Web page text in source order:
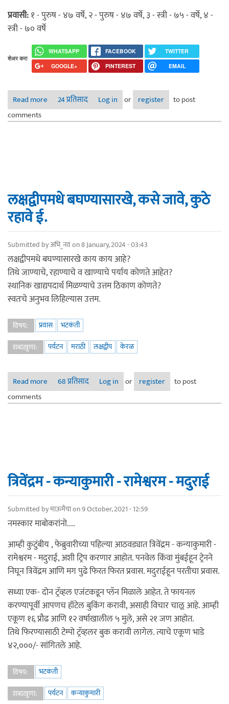
प्रवासी:१ - पुरुष - ४७ वर्षे, २ - पुरुष - ४७ वर्षे, ३ - स्त्री - ७५ - वर्षे, ४ -
स्त्री - ७० वर्षे
शेअर करा
WHATSAPP FACEBOOK
TWITTER
GOOGLE+
PINTEREST EMAIL
Read more about महाराष्ट्र, कर्नाटक: तीर्थाटन, पर्यटन - मदत हवी आहे
24 प्रतिसाद Log in or register
to post
comments
लक्षद्वीपमधे बघण्यासारखे, कसे जावे, कुठे
रहावे ई.
Submitted byअभि_नवon 8 January, 2024 - 03:43
लक्षद्वीपमधे बघण्यासारखे काय काय आहे?
तिथे जाण्याचे, रहाण्याचे व खाण्याचे पर्याय कोणते आहेत?
स्थानिक खाद्यपदार्थ मिळण्याचे उत्तम ठिकाण कोणते?
स्वतःचे अनुभव लिहिल्यास उत्तम.
विषय: प्रवास
भटकंती
शब्दखुणा:
पर्यटन मराठी लक्षद्वीप केरळ
Read more about लक्षद्वीपमधे बघण्यासारखे, कसे जावे, कुठे रहावे ई.
68 प्रतिसाद Log in or register
to post
comments
त्रिवेंद्रम - कन्याकुमारी - रामेश्वरम - मदुराई
Submitted byमाऊमैयाon 9 October, 2021 - 12:59
नमस्कार माबोकरांनो....
आम्ही कुटुंबीय , फेब्रुवारीच्या पहिल्या आठवड्यात त्रिवेंद्रम - कन्याकुमारी -
रामेश्वरम - मदुराई, अशी ट्रिप करणार आहोत. पनवेल किंवा मुंबईहून ट्रेनने
निघून त्रिवेंद्रम आणि मग पुढे फिरत फिरत प्रवास. मदुराईहून परतीचा प्रवास.
सध्या एक- दोन ट्रॅव्हल एजंटकडून प्लॅन मिळाले आहेत. ते फायनल
करण्यापूर्वी आपणच हॉटेल बुकिंग करावी, असाही विचार चालू आहे. आम्ही
एकूण १६ प्रौढ आणि १२ वर्षाखालील ५ मुले, असे २१ जण आहोत.
तिथे फिरण्यासाठी टेम्पो ट्रॅव्हलर बुक करावी लागेल. त्याचे एकूण भाडे
४२,०००/- सांगितले आहे.
विषय:
भटकंती
शब्दखुणा:
पर्यटन कन्याकुमारी